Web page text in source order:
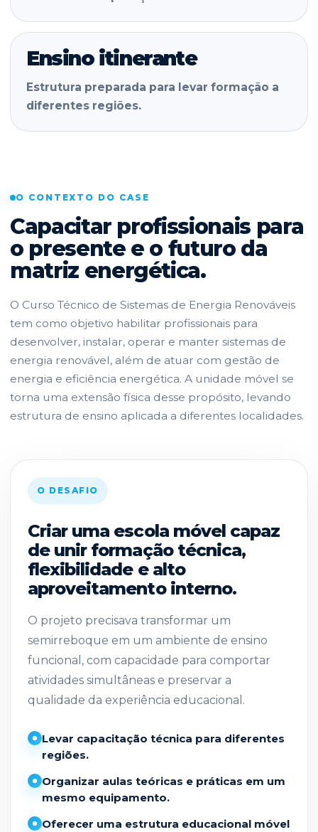
Ensino itinerante
Estrutura preparada para levar formação a
diferentes regiões.
O CONTEXTO DO CASE
Capacitar profissionais para
o presente e o futuro da
matriz energética.
O Curso Técnico de Sistemas de Energia Renováveis
tem como objetivo habilitar profissionais para
desenvolver, instalar, operar e manter sistemas de
energia renovável, além de atuar com gestão de
energia e eficiência energética. A unidade móvel se
torna uma extensão física desse propósito, levando
estrutura de ensino aplicada a diferentes localidades.
O DESAFIO
Criar uma escola móvel capaz
de unir formação técnica,
flexibilidade e alto
aproveitamento interno.
O projeto precisava transformar um
semirreboque em um ambiente de ensino
funcional, com capacidade para comportar
atividades simultâneas e preservar a
qualidade da experiência educacional.
Levar capacitação técnica para diferentes
regiões.
Organizar aulas teóricas e práticas em um
mesmo equipamento.
Oferecer uma estrutura educacional móvel